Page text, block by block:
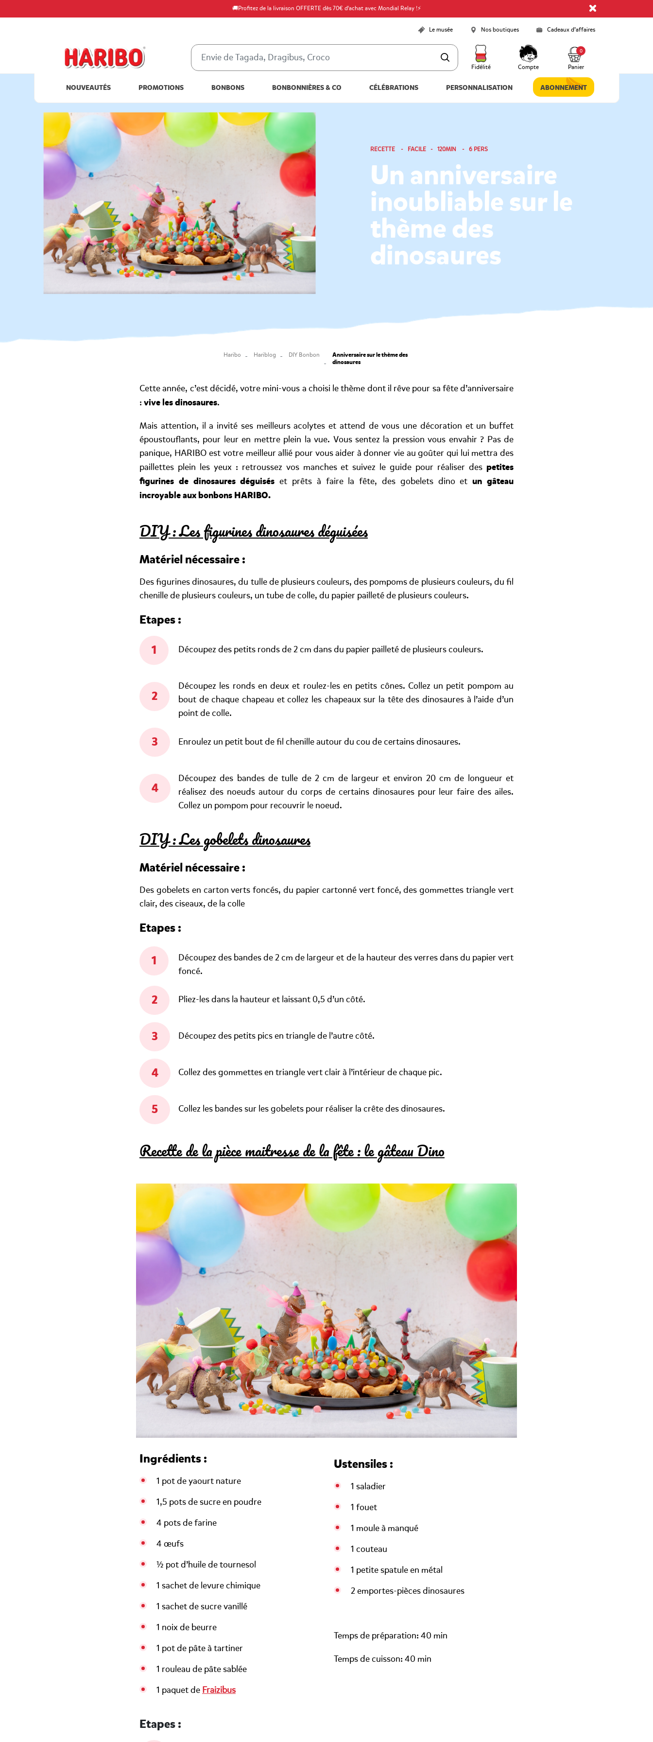
🚚Profitez de la livraison OFFERTE dès 70€ d'achat avec Mondial Relay !⚡
Le musée Nos boutiques Cadeaux d’affaires
Fidélité Compte Panier
0
NOUVEAUTÉS PROMOTIONS BONBONS BONBONNIÈRES & CO CÉLÉBRATIONS PERSONNALISATION ABONNEMENT
RECETTE - FACILE - 120MIN - 6 PERS
Un anniversaire
inoubliable sur le
thème des
dinosaures
Haribo Hariblog DIY Bonbon
Anniversaire sur le thème des
dinosaures
Cette année, c’est décidé, votre mini-vous a choisi le thème dont il rêve pour sa fête d’anniversaire
: vive les dinosaures.
Mais attention, il a invité ses meilleurs acolytes et attend de vous une décoration et un buffet
époustouflants, pour leur en mettre plein la vue. Vous sentez la pression vous envahir ? Pas de
panique, HARIBO est votre meilleur allié pour vous aider à donner vie au goûter qui lui mettra des
paillettes plein les yeux : retroussez vos manches et suivez le guide pour réaliser des petites
figurines de dinosaures déguisés et prêts à faire la fête, des gobelets dino etun gâteau
incroyable aux bonbons HARIBO.
DIY : Les figurines dinosaures déguisées
Matériel nécessaire :
Des figurines dinosaures, du tulle de plusieurs couleurs, des pompoms de plusieurs couleurs, du fil
chenille de plusieurs couleurs, un tube de colle, du papier pailleté de plusieurs couleurs.
Etapes :
Découpez des petits ronds de 2 cm dans du papier pailleté de plusieurs couleurs.
Découpez les ronds en deux et roulez-les en petits cônes. Collez un petit pompom au
bout de chaque chapeau et collez les chapeaux sur la tête des dinosaures à l’aide d’un
point de colle.
Enroulez un petit bout de fil chenille autour du cou de certains dinosaures.
Découpez des bandes de tulle de 2 cm de largeur et environ 20 cm de longueur et
réalisez des noeuds autour du corps de certains dinosaures pour leur faire des ailes.
Collez un pompom pour recouvrir le noeud.
DIY : Les gobelets dinosaures
Matériel nécessaire :
Des gobelets en carton verts foncés, du papier cartonné vert foncé, des gommettes triangle vert
clair, des ciseaux, de la colle
Etapes :
Découpez des bandes de 2 cm de largeur et de la hauteur des verres dans du papier vert
foncé.
Pliez-les dans la hauteur et laissant 0,5 d’un côté.
Découpez des petits pics en triangle de l’autre côté.
Collez des gommettes en triangle vert clair à l’intérieur de chaque pic.
Collez les bandes sur les gobelets pour réaliser la crête des dinosaures.
Recette de la pièce maitresse de la fête : le gâteau Dino
Ingrédients :
1 pot de yaourt nature
1,5 pots de sucre en poudre
4 pots de farine
4 œufs
½ pot d’huile de tournesol
1 sachet de levure chimique
1 sachet de sucre vanillé
1 noix de beurre
1 pot de pâte à tartiner
1 rouleau de pâte sablée
1 paquet de Fraizibus
Ustensiles :
1 saladier
1 fouet
1 moule à manqué
1 couteau
1 petite spatule en métal
2 emportes-pièces dinosaures
Temps de préparation: 40 min
Temps de cuisson: 40 min
Etapes :